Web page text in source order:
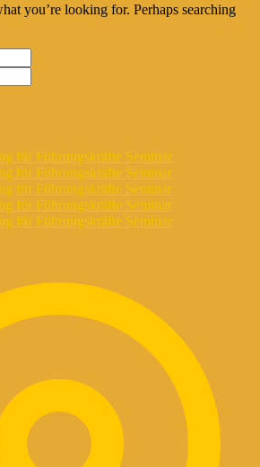
you’re looking for. Perhaps searching
für Führungskräfte Seminar
für Führungskräfte Seminar
für Führungskräfte Seminar
für Führungskräfte Seminar
für Führungskräfte Seminar